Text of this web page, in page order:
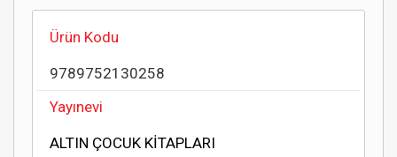
Ürün Kodu
9789752130258
Yayınevi
ALTIN ÇOCUK KİTAPLARI